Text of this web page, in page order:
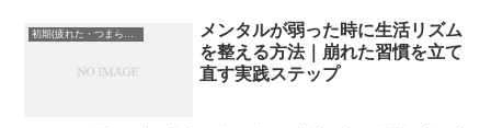
メンタルが弱った時に生活リズム
を整える方法｜崩れた習慣を立て
直す実践ステップ